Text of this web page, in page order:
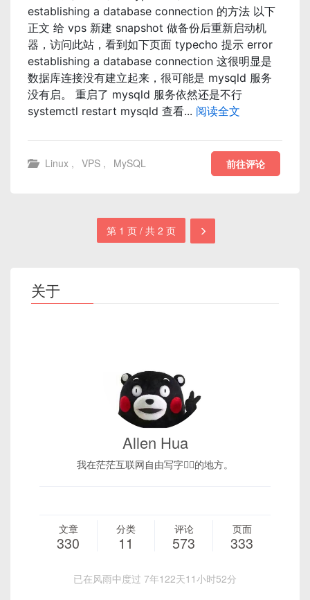
establishing a database connection 的方法 以下
正文 给 vps 新建 snapshot 做备份后重新启动机
器，访问此站，看到如下页面 typecho 提示 error
establishing a database connection 这很明显是
数据库连接没有建立起来，很可能是 mysqld 服务
没有启。 重启了 mysqld 服务依然还是不行
systemctl restart mysqld 查看... 阅读全文
Linux , VPS , MySQL 前往评论
第 1 页 / 共 2 页
关于
Allen Hua
我在茫茫互联网自由写字✍🏻的地方。
文章
330
分类
11
评论
573
页面
333
已在风雨中度过 7年122天11小时52分